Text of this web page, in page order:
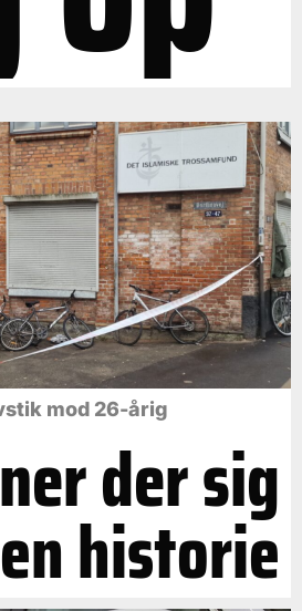
mod 26-årig
der sig
historie